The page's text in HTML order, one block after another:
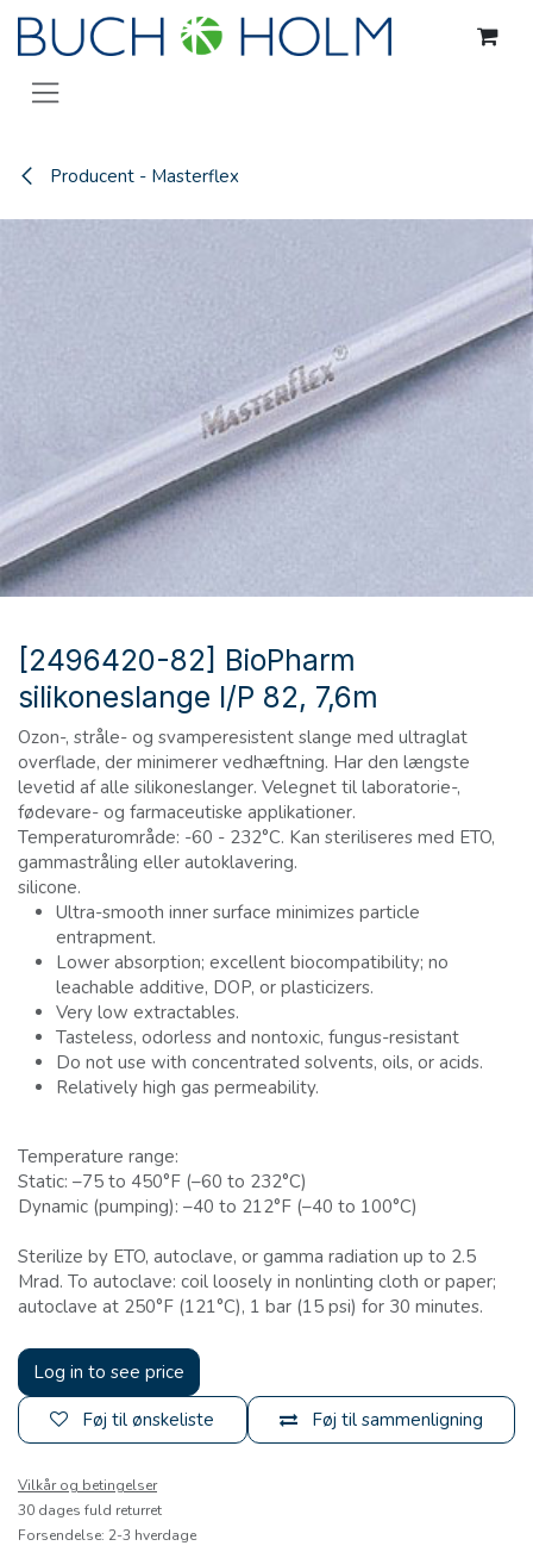
Gå til indhold
Producent - Masterflex
[2496420-82] BioPharm
silikoneslange I/P 82, 7,6m
Ozon-, stråle- og svamperesistent slange med ultraglat
overflade, der minimerer vedhæftning. Har den længste
levetid af alle silikoneslanger. Velegnet til laboratorie-,
fødevare- og farmaceutiske applikationer.
Temperaturområde: -60 - 232°C. Kan steriliseres med ETO,
gammastråling eller autoklavering.
silicone.
Ultra-smooth inner surface minimizes particle
entrapment.
Lower absorption; excellent biocompatibility; no
leachable additive, DOP, or plasticizers.
Very low extractables.
Tasteless, odorless and nontoxic, fungus-resistant
Do not use with concentrated solvents, oils, or acids.
Relatively high gas permeability.
Temperature range:
Static: –75 to 450°F (–60 to 232°C)
Dynamic (pumping): –40 to 212°F (–40 to 100°C)
Sterilize by ETO, autoclave, or gamma radiation up to 2.5
Mrad. To autoclave: coil loosely in nonlinting cloth or paper;
autoclave at 250°F (121°C), 1 bar (15 psi) for 30 minutes.
Log in to see price
Føj til sammenligning
Føj til ønskeliste
Vilkår og betingelser
30 dages fuld returret
Forsendelse: 2-3 hverdage